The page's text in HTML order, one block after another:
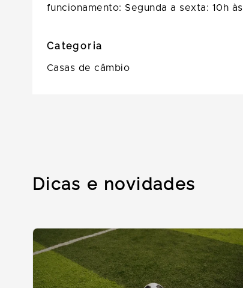
funcionamento: Segunda a sexta: 10h
Categoria
Casas de câmbio
Dicas e novidades